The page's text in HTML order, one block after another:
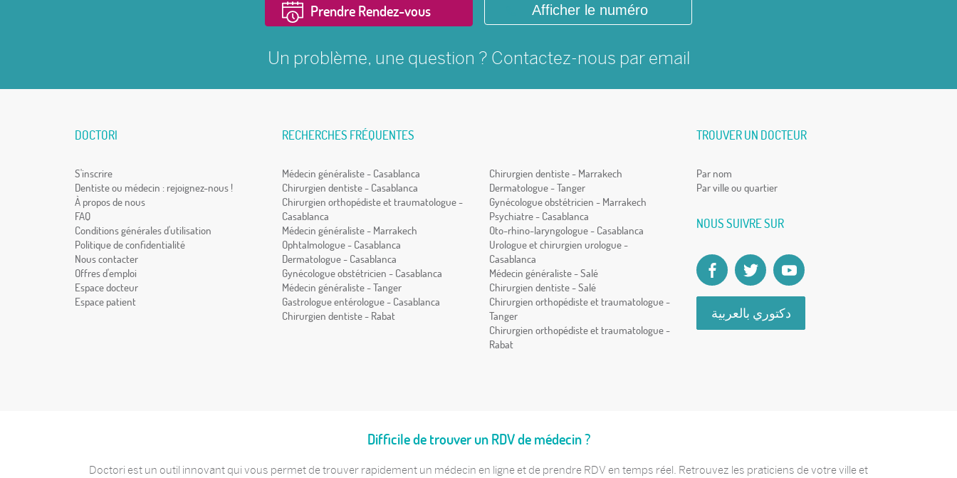
Prendre Rendez-vous Afficher le numéro
Un problème, une question ? Contactez-nous par email
DOCTORI
S'inscrire
Dentiste ou médecin : rejoignez-nous !
À propos de nous
FAQ
Conditions générales d'utilisation
Politique de confidentialité
Nous contacter
Offres d'emploi
Espace docteur
Espace patient
RECHERCHES FRÉQUENTES
Médecin généraliste - Casablanca
Chirurgien dentiste - Casablanca
Chirurgien orthopédiste et traumatologue -
Casablanca
Médecin généraliste - Marrakech
Ophtalmologue - Casablanca
Dermatologue - Casablanca
Gynécologue obstétricien - Casablanca
Médecin généraliste - Tanger
Gastrologue entérologue - Casablanca
Chirurgien dentiste - Rabat
Chirurgien dentiste - Marrakech
Dermatologue - Tanger
Gynécologue obstétricien - Marrakech
Psychiatre - Casablanca
Oto-rhino-laryngologue - Casablanca
Urologue et chirurgien urologue -
Casablanca
Médecin généraliste - Salé
Chirurgien dentiste - Salé
Chirurgien orthopédiste et traumatologue -
Tanger
Chirurgien orthopédiste et traumatologue -
Rabat
TROUVER UN DOCTEUR
Par nom
Par ville ou quartier
NOUS SUIVRE SUR
دكتوري بالعربية
Difficile de trouver un RDV de médecin ?
Doctori est un outil innovant qui vous permet de trouver rapidement un médecin en ligne et de prendre RDV en temps réel. Retrouvez les praticiens de votre ville et